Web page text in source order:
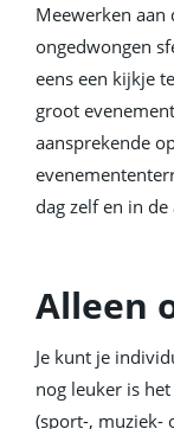
Meewerken
ongedwongen
eens een kijkje
groot
aansprekende
dag zelf en in
Alleen
Je kunt je
nog leuker is
(sport-, muziek-